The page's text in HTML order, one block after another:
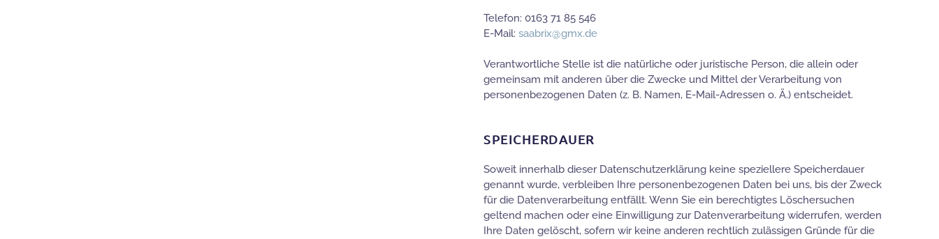
Telefon: 0163 71 85 546
E-Mail: saabrix@gmx.de
Verantwortliche Stelle ist die natürliche oder juristische Person, die allein oder
gemeinsam mit anderen über die Zwecke und Mittel der Verarbeitung von
personenbezogenen Daten (z. B. Namen, E-Mail-Adressen o. Ä.) entscheidet.
SPEICHERDAUER
Soweit innerhalb dieser Datenschutzerklärung keine speziellere Speicherdauer
genannt wurde, verbleiben Ihre personenbezogenen Daten bei uns, bis der Zweck
für die Datenverarbeitung entfällt. Wenn Sie ein berechtigtes Löschersuchen
geltend machen oder eine Einwilligung zur Datenverarbeitung widerrufen, werden
Ihre Daten gelöscht, sofern wir keine anderen rechtlich zulässigen Gründe für die